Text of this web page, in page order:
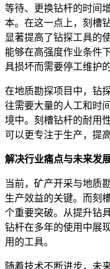
等待、更换钻杆的时间
本。在这一点上，刻槽
显著提高了钻探工具的
能够在高强度作业条件
具损坏而需要停工维护的
在地质勘探项目中，钻
往需要大量的人工和时
境中。刻槽钻杆的耐用
可以更专注于生产，提
解决行业痛点与未来发
当前，矿产开采与地质
生产效益的关键。而刻
个重要突破。从提升钻
钻杆在多年的使用中展
用的工具。
随着技术不断进步，未